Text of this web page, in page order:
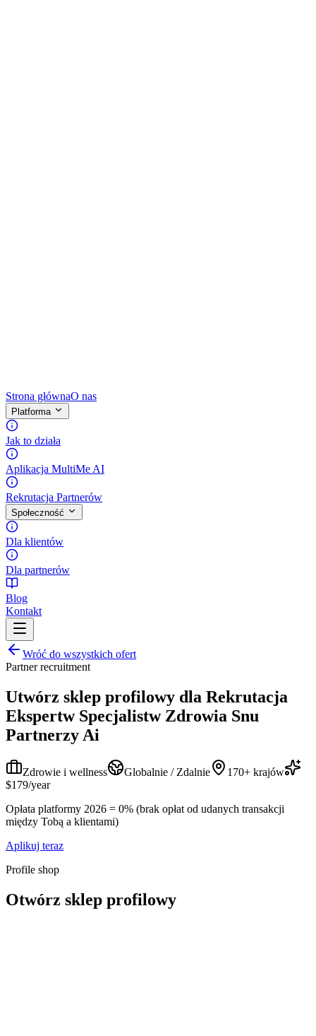
Strona głównaO nas
Platforma
Jak to działa
Aplikacja MultiMe AI
Rekrutacja Partnerów
Społeczność
Dla klientów
Dla partnerów
Blog
Kontakt
Wróć do wszystkich ofert
Partner recruitment
Utwórz sklep profilowy dla Rekrutacja
Ekspertw Specjalistw Zdrowia Snu
Partnerzy Ai
Zdrowie i wellness Globalnie / Zdalnie
170+ krajów
$179/year
Opłata platformy 2026 = 0% (brak opłat od udanych transakcji
między Tobą a klientami)
Aplikuj teraz
Profile shop
Otwórz sklep profilowy